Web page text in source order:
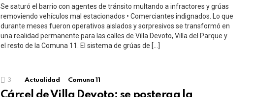
Se saturó el barrio con agentes de tránsito multando a infractores y grúas
removiendo vehículos mal estacionados • Comerciantes indignados. Lo que
durante meses fueron operativos aislados y sorpresivos se transformó en
una realidad permanente para las calles de Villa Devoto, Villa del Parque y
el resto de la Comuna 11. El sistema de grúas de […]
3 Actualidad Comuna 11